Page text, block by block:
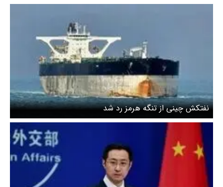
نفتکش چینی از تنگه هرمز رد شد